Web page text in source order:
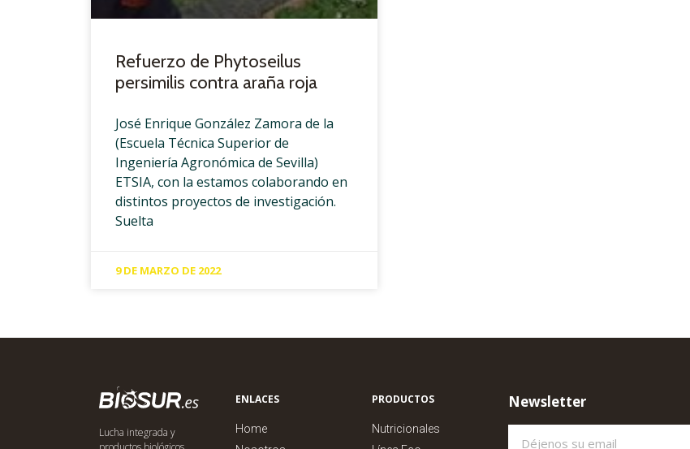
Refuerzo de Phytoseilus
persimilis contra araña roja
José Enrique González Zamora de la
(Escuela Técnica Superior de
Ingeniería Agronómica de Sevilla)
ETSIA, con la estamos colaborando en
distintos proyectos de investigación.
Suelta
9 DE MARZO DE 2022
Lucha integrada y
ENLACES
Home
PRODUCTOS
Nutricionales
Newsletter